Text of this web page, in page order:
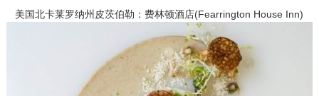
美国北卡莱罗纳州皮茨伯勒：费林顿酒店(Fearrington House Inn)